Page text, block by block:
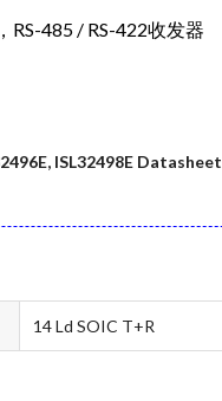
485 / RS-422收发器
ISL32498E Datasheet
14 Ld SOIC T+R